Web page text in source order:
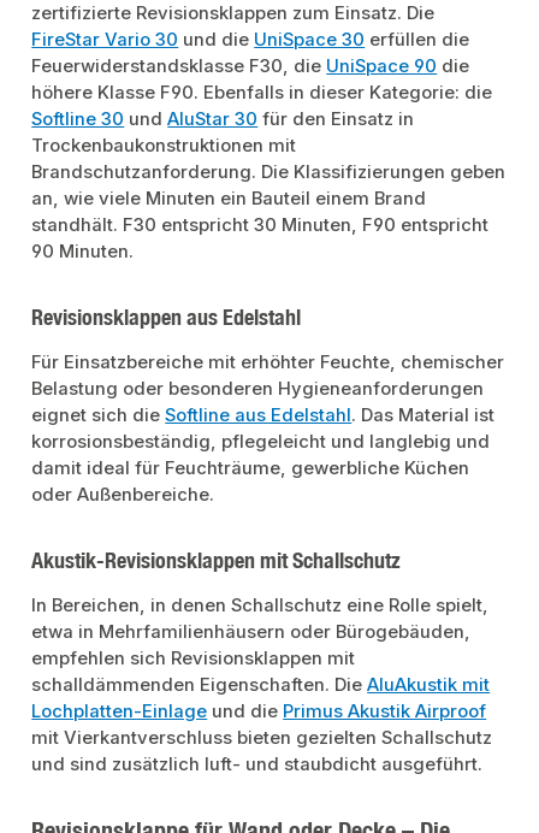
zertifizierte Revisionsklappen zum Einsatz. Die
FireStar Vario 30 und die UniSpace 30 erfüllen die
Feuerwiderstandsklasse F30, die UniSpace 90 die
höhere Klasse F90. Ebenfalls in dieser Kategorie: die
Softline 30 undAluStar 30 für den Einsatz in
Trockenbaukonstruktionen mit
Brandschutzanforderung. Die Klassifizierungen geben
an, wie viele Minuten ein Bauteil einem Brand
standhält. F30 entspricht 30 Minuten, F90 entspricht
90 Minuten.
Revisionsklappen aus Edelstahl
Für Einsatzbereiche mit erhöhter Feuchte, chemischer
Belastung oder besonderen Hygieneanforderungen
eignet sich dieSoftline aus Edelstahl . Das Material ist
korrosionsbeständig, pflegeleicht und langlebig und
damit ideal für Feuchträume, gewerbliche Küchen
oder Außenbereiche.
Akustik-Revisionsklappen mit Schallschutz
In Bereichen, in denen Schallschutz eine Rolle spielt,
etwa in Mehrfamilienhäusern oder Bürogebäuden,
empfehlen sich Revisionsklappen mit
schalldämmenden Eigenschaften. DieAluAkustik mit
Lochplatten-Einlage und die Primus Akustik Airproof
mit Vierkantverschluss bieten gezielten Schallschutz
und sind zusätzlich luft- und staubdicht ausgeführt.